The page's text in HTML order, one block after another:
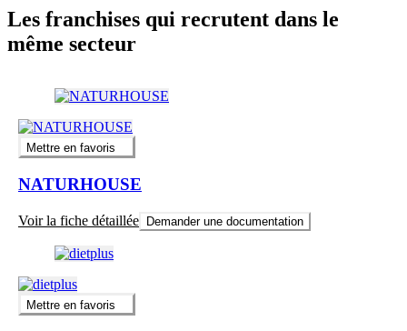
Les franchises qui recrutent dans le
même secteur
Mettre en favoris
NATURHOUSE
Voir la fiche détaillée Demander une documentation
Mettre en favoris